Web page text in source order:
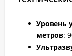
Уровень
метров: